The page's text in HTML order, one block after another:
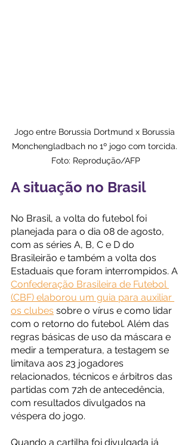
Jogo entre Borussia Dortmund x Borussia
Monchengladbach no 1º jogo com torcida.
Foto: Reprodução/AFP
A situação no Brasil
No Brasil, a volta do futebol foi
planejada para o dia 08 de agosto,
com as séries A, B, C e D do
Brasileirão e também a volta dos
Estaduais que foram interrompidos. A
Confederação Brasileira de Futebol
(CBF) elaborou um guia para auxiliar
os clubes sobre o vírus e como lidar
com o retorno do futebol. Além das
regras básicas de uso da máscara e
medir a temperatura, a testagem se
limitava aos 23 jogadores
relacionados, técnicos e árbitros das
partidas com 72h de antecedência,
com resultados divulgados na
véspera do jogo.
Quando a cartilha foi divulgada já